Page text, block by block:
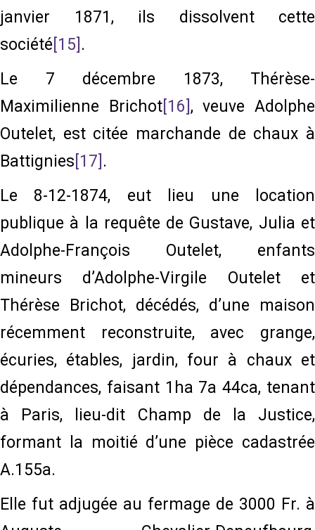
janvier 1871, ils dissolvent cette
société [15] .
Le 7 décembre 1873, Thérèse-
Maximilienne Brichot[16] , veuve Adolphe
Outelet, est citée marchande de chaux à
Battignies [17] .
Le 8-12-1874, eut lieu une location
publique à la requête de Gustave, Julia et
Adolphe-François Outelet, enfants
mineurs d’Adolphe-Virgile Outelet et
Thérèse Brichot, décédés, d’une maison
récemment reconstruite, avec grange,
écuries, étables, jardin, four à chaux et
dépendances, faisant 1ha 7a 44ca, tenant
à Paris, lieu-dit Champ de la Justice,
formant la moitié d’une pièce cadastrée
A.155a.
Elle fut adjugée au fermage de 3000 Fr. à